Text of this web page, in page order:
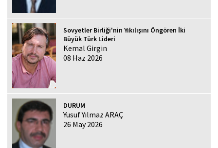
Sovyetler Birliği'nin Yıkılışını Öngören İki
Büyük Türk Lideri
Kemal Girgin
08 Haz 2026
DURUM
Yusuf Yılmaz ARAÇ
26 May 2026